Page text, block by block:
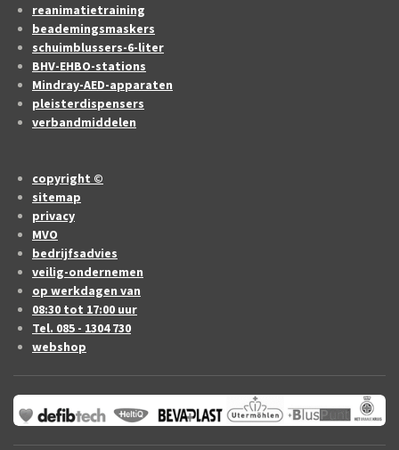
reanimatietraining
beademingsmaskers
schuimblussers-6-liter
BHV-EHBO-stations
Mindray-AED-apparaten
pleisterdispensers
verbandmiddelen
copyright ©
sitemap
privacy
MVO
bedrijfsadvies
veilig-ondernemen
op werkdagen van
08:30 tot 17:00 uur
Tel. 085 - 1304 730
webshop